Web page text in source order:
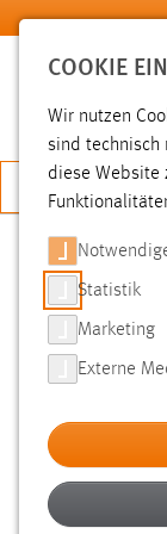
Zum Hauptinhalt
SUCHE
FILTER
Typ
COOKIE
Wir nutzen
sind technisch
diese Website
Statistik
Marketing
Externe